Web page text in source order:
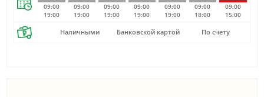
09:00
19:00
09:00
19:00
09:00
19:00
09:00
19:00
09:00
19:00
09:00
18:00
09:00
15:00
Наличными Банковской картой По счету